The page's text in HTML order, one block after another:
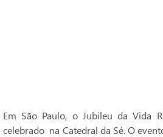
Em São Paulo, o Jubileu da Vida
celebrado na Catedral da Sé. O